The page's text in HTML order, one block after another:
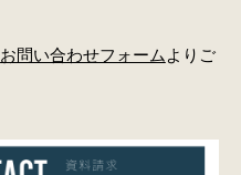
お問い合わせフォーム よりご